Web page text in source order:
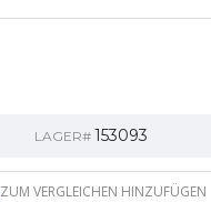
LAGER# 153093
ZUM VERGLEICHEN HINZUFÜGEN